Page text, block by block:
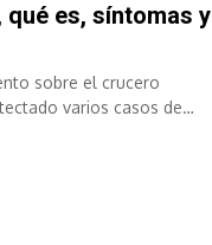
es, síntomas y
sobre el crucero
varios casos de